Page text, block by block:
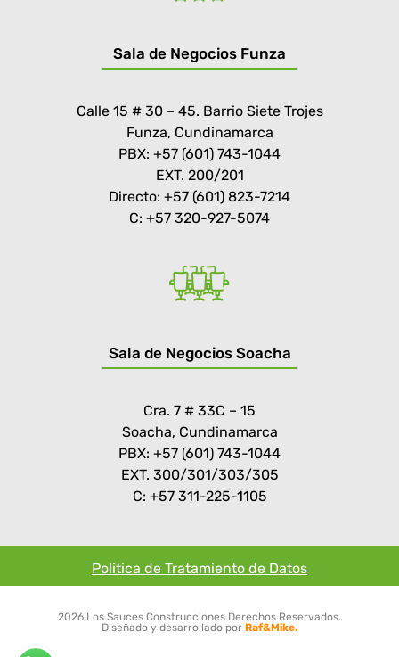
Sala de Negocios Funza
Calle 15 # 30 – 45. Barrio Siete Trojes
Funza, Cundinamarca
PBX: +57 (601) 743-1044
EXT. 200/201
Directo: +57 (601) 823-7214
C: +57 320-927-5074
Sala de Negocios Soacha
Cra. 7 # 33C – 15
Soacha, Cundinamarca
PBX: +57 (601) 743-1044
EXT. 300/301/303/305
C: +57 311-225-1105
Politica de Tratamiento de Datos
2026 Los Sauces Construcciones Derechos Reservados.
Diseñado y desarrollado por Raf&Mike.